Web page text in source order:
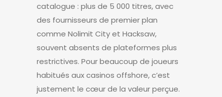
catalogue : plus de 5 000 titres, avec
des fournisseurs de premier plan
comme Nolimit City et Hacksaw,
souvent absents de plateformes plus
restrictives. Pour beaucoup de joueurs
habitués aux casinos offshore, c’est
justement le cœur de la valeur perçue.